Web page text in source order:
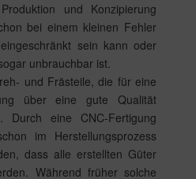
und Konzipierung
bei einem kleinen Fehler
sein kann oder
unbrauchbar ist.
und Frästeile, die für eine
über eine gute Qualität
Durch eine CNC-Fertigung
im Herstellungsprozess
dass alle erstellten Güter
Während früher solche